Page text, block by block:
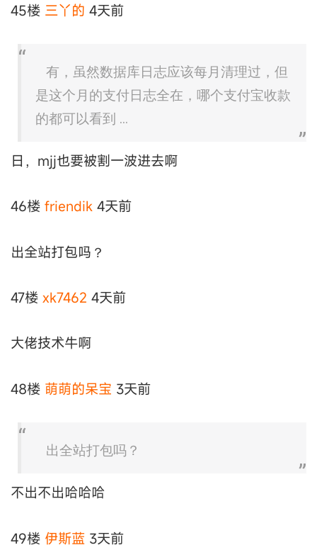
45楼 三丫的 4天前
有，虽然数据库日志应该每月清理过，但
是这个月的支付日志全在，哪个支付宝收款
的都可以看到 ...
日，mjj也要被割一波进去啊
46楼 friendik 4天前
出全站打包吗？
47楼 xk7462 4天前
大佬技术牛啊
48楼 萌萌的呆宝 3天前
出全站打包吗？
不出不出哈哈哈
49楼 伊斯蓝 3天前